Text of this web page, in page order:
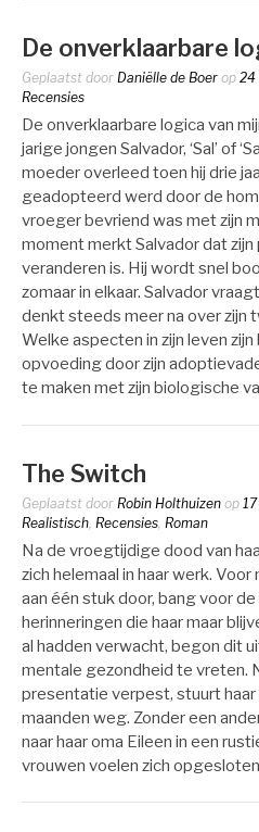
De onverklaarbare
Geplaatst door Daniëlle de Boer op 24
Recensies
De onverklaarbare logica van
jarige jongen Salvador, ‘Sal’ of
moeder overleed toen hij drie
geadopteerd werd door de
vroeger bevriend was met zijn
moment merkt Salvador dat
veranderen is. Hij wordt snel
zomaar in elkaar. Salvador
denkt steeds meer na over zijn
Welke aspecten in zijn leven
opvoeding door zijn
te maken met zijn biologische
The Switch
Geplaatst door Robin Holthuizen op
Realistisch Recensies Roman
Na de vroegtijdige dood van
zich helemaal in haar werk.
aan één stuk door, bang voor
herinneringen die haar maar
al hadden verwacht, begon dit
mentale gezondheid te vreten.
presentatie verpest, stuurt haar
maanden weg. Zonder een
naar haar oma Eileen in een
vrouwen voelen zich